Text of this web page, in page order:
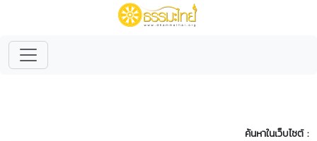
ค้นหาในเว็บไซต์ :